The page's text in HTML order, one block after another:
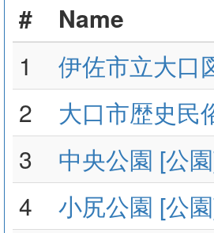
#
Name
1
伊佐市立大口
2
大口市歴史民
3
中央公園 [公
4
小尻公園 [公